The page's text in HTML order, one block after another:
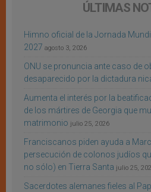
ÚLTIMAS
Himno oficial de la Jornada
2027 agosto 3, 2026
ONU se pronuncia ante caso de
desaparecido por la dictadura
Aumenta el interés por la
de los mártires de Georgia que
matrimonio julio 25, 2026
Franciscanos piden ayuda a
persecución de colonos judíos
no sólo) en Tierra Santa julio 25,
Sacerdotes alemanes fieles al